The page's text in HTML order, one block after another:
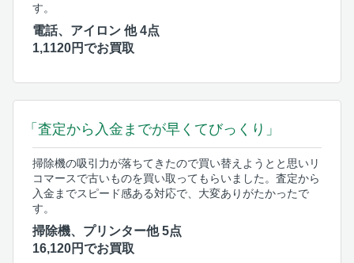
す。
電話、アイロン 他 4点
1,1120円でお買取
「査定から入金までが早くてびっくり」
掃除機の吸引力が落ちてきたので買い替えようとと思いリ
コマースで古いものを買い取ってもらいました。査定から
入金までスピード感ある対応で、大変ありがたかったで
す。
掃除機、プリンター他 5点
16,120円でお買取